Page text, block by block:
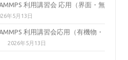
利用講習会 応用（界面・無
年5月13日
利用講習会応用（有機物・
2026年5月13日